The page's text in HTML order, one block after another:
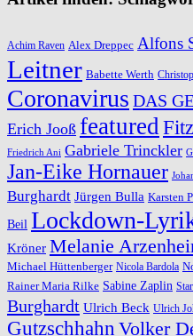
Achim Raven Alex Dreppec Alfons
Leitner Babette Werth
Coronavirus DAS
Erich Jooß featured
Friedrich Ani Gabriele Trinckler
Jan-Eike Hornauer
Burghardt Jürgen Bulla Karsten
Beil Lockdown-
Kröner Melanie
Michael Hüttenberger Nicola Bardola
Rainer Maria Rilke Sabine Zaplin
Burghardt Ulrich Beck Ulrich
Gutzschhahn Volker